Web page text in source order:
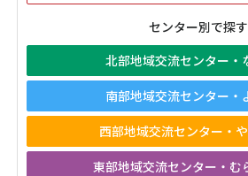
センター別で探す
北部地域交流センター・
南部地域交流センター・
西部地域交流センター・
東部地域交流センター・む